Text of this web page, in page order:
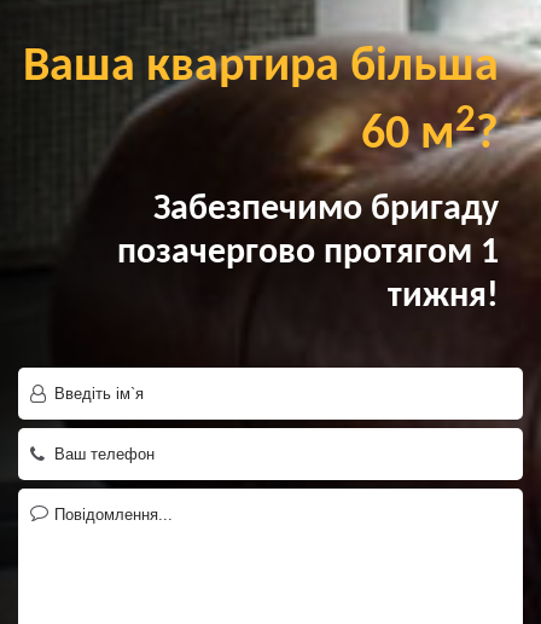
Ваша квартира більша
60 м2?
Забезпечимо бригаду
позачергово протягом 1
тижня!